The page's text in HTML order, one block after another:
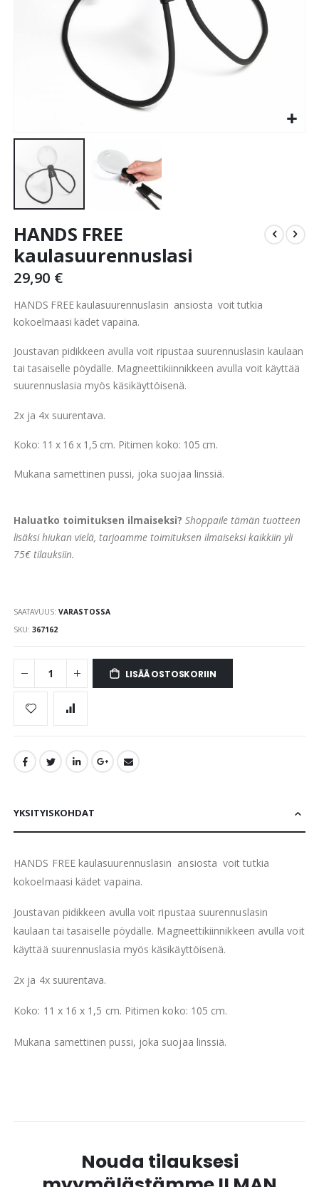
to
the
beginning
of
images
gallery
HANDS FREE
kaulasuurennuslasi
29,90 €
HANDS FREE kaulasuurennuslasin ansiosta voit tutkia
kokoelmaasi kädet vapaina.
Joustavan pidikkeen avulla voit ripustaa suurennuslasin kaulaan
tai tasaiselle pöydälle. Magneettikiinnikkeen avulla voit käyttää
suurennuslasia myös käsikäyttöisenä.
2x ja 4x suurentava.
Koko: 11 x 16 x 1,5 cm. Pitimen koko: 105 cm.
Mukana samettinen pussi, joka suojaa linssiä.
Haluatko toimituksen ilmaiseksi?Shoppaile tämän tuotteen
lisäksi hiukan vielä, tarjoamme toimituksen ilmaiseksi kaikkiin yli
75€ tilauksiin.
SAATAVUUS: VARASTOSSA
SKU 367162
LISÄÄ OSTOSKORIIN
YKSITYISKOHDAT
HANDS FREE kaulasuurennuslasin ansiosta voit tutkia
kokoelmaasi kädet vapaina.
Joustavan pidikkeen avulla voit ripustaa suurennuslasin
kaulaan tai tasaiselle pöydälle. Magneettikiinnikkeen avulla voit
käyttää suurennuslasia myös käsikäyttöisenä.
2x ja 4x suurentava.
Koko: 11 x 16 x 1,5 cm. Pitimen koko: 105 cm.
Mukana samettinen pussi, joka suojaa linssiä.
Nouda tilauksesi